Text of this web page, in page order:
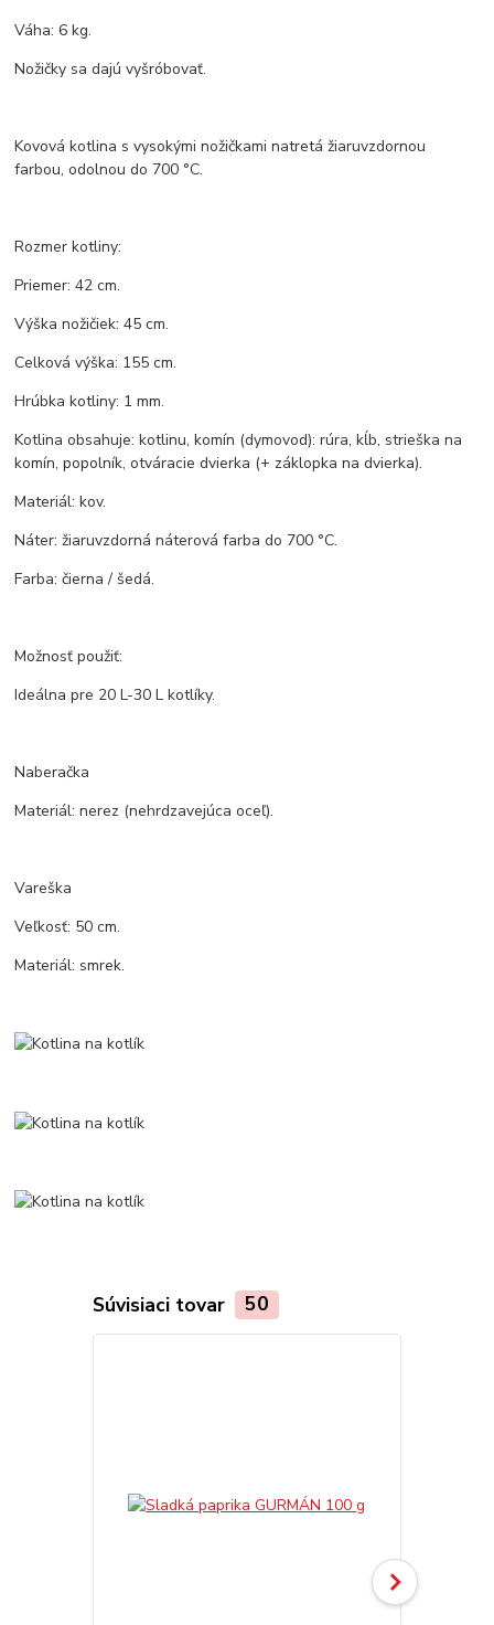
Váha: 6 kg.
Nožičky sa dajú vyšróbovať.
Kovová kotlina s vysokými nožičkami natretá žiaruvzdornou
farbou, odolnou do 700 °C.
Rozmer kotliny:
Priemer: 42 cm.
Výška nožičiek: 45 cm.
Celková výška: 155 cm.
Hrúbka kotliny: 1 mm.
Kotlina obsahuje: kotlinu, komín (dymovod): rúra, kĺb, strieška na
komín, popolník, otváracie dvierka (+ záklopka na dvierka).
Materiál: kov.
Náter: žiaruvzdorná náterová farba do 700 °C.
Farba: čierna / šedá.
Možnosť použiť:
Ideálna pre 20 L-30 L kotlíky.
Naberačka
Materiál: nerez (nehrdzavejúca oceľ).
Vareška
Veľkosť: 50 cm.
Materiál: smrek.
Súvisiaci tovar 50